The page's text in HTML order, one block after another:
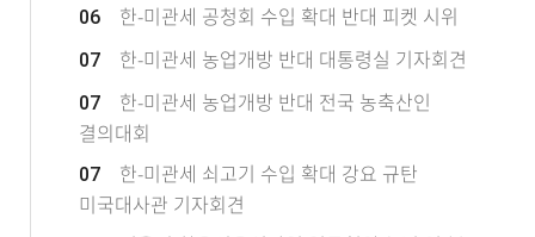
06 한-미관세 공청회 수입 확대 반대 피켓 시위
07 한-미관세 농업개방 반대 대통령실 기자회견
07
한-미관세 농업개방 반대 전국 농축산인
결의대회
07
한-미관세 쇠고기 수입 확대 강요 규탄
미국대사관 기자회견